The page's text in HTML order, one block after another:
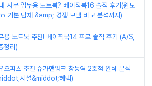
사무 업무용 노트북? 베이직북16 솔직 후기(윈도
기본 탑재 &amp; 경쟁 모델 비교 분석까지)
용 노트북 추천! 베이직북14 프로 솔직 후기 (A/S,
정리)
오피스 추천 슈가맨워크 창동역 2호점 완벽 분석
시설&middot;혜택)